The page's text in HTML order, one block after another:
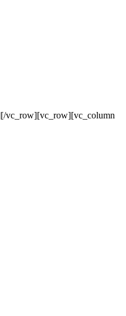
vc_row][vc_row][vc_column